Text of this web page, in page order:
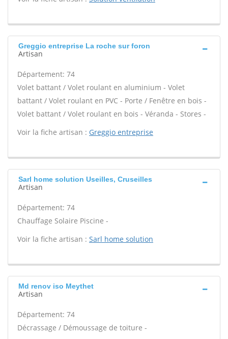
Greggio entreprise La roche sur foron
Artisan
Département: 74
Volet battant / Volet roulant en aluminium - Volet
battant / Volet roulant en PVC - Porte / Fenêtre en bois -
Volet battant / Volet roulant en bois - Véranda - Stores -
Voir la fiche artisan : Greggio entreprise
Sarl home solution Useilles, Cruseilles
Artisan
Département: 74
Chauffage Solaire Piscine -
Voir la fiche artisan : Sarl home solution
Md renov iso Meythet
Artisan
Département: 74
Décrassage / Démoussage de toiture -